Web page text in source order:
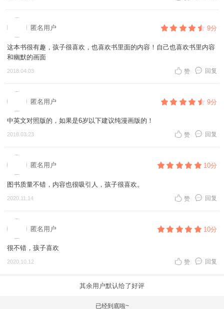
匿名用户 9分
这本书很有趣，孩子很喜欢，也喜欢书里面的内容！自己也喜欢书里内容
和幽默的画面
2018.04.03 回复
赞
匿名用户 9分
中英文对照版的，如果是6岁以下建议纯漫画版的！
2018.03.23 回复
赞
匿名用户 10分
图书质量不错，内容也很吸引人，孩子很喜欢。
2020.11.14 回复
赞
匿名用户 10分
很不错，孩子喜欢
2020.10.12 回复
赞
其余用户默认给了好评
已经到底啦~